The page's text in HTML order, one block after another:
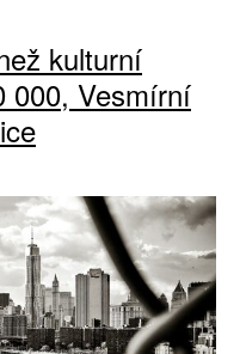
kulturní
000, Vesmírní